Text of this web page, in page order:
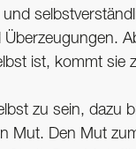
Überzeugungen.
ist, kommt sie
zu sein, dazu
Mut. Den Mut